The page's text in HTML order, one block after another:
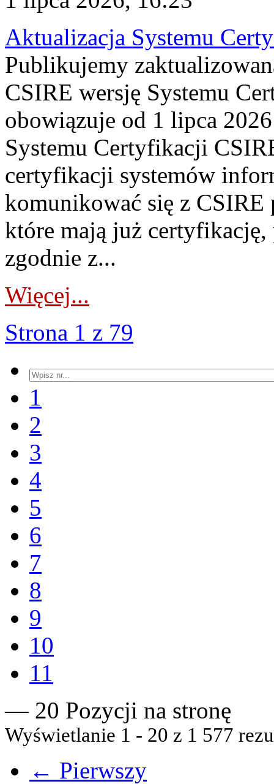
Aktualizacja Systemu
Publikujemy
CSIRE wersję Systemu
obowiązuje od 1 lipca
Systemu Certyfikacji
certyfikacji systemów
komunikować się z
które mają już
zgodnie z...
Więcej...
Strona 1 z 79
1
2
3
4
5
6
7
8
9
10
11
— 20 Pozycji na stronę
Wyświetlanie 1 - 20 z 1 577
← Pierwszy